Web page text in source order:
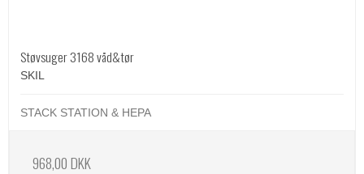
Støvsuger 3168 våd&tør
SKIL
STACK STATION & HEPA
968,00 DKK